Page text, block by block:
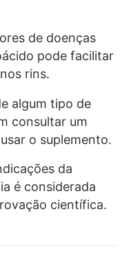
de doenças
pode facilitar
rins.
algum tipo de
consultar um
o suplemento.
da
é considerada
científica.